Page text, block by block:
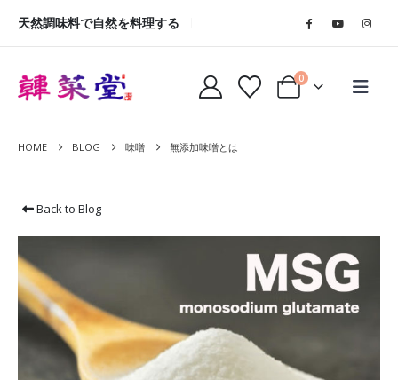
天然調味料で自然を料理する
0
HOME BLOG 味噌 無添加味噌とは
Back to Blog